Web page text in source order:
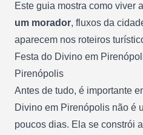
Este guia mostra como viver a
um morador, fluxos da
aparecem nos roteiros
Festa do Divino em
Pirenópolis
Antes de tudo, é importante
Divino em Pirenópolis não é
poucos dias. Ela se constrói